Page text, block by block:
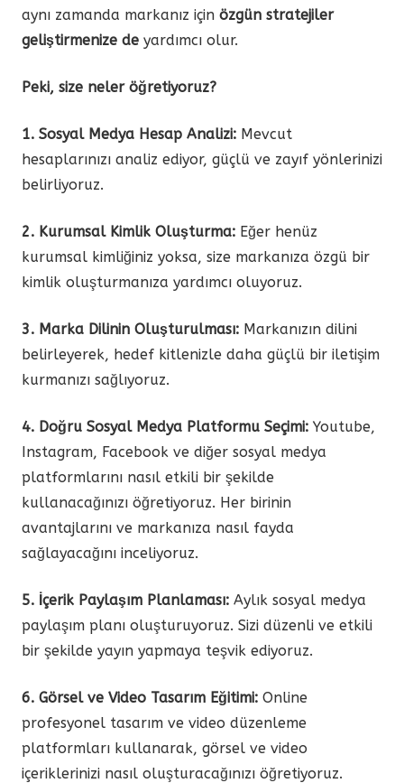
aynı zamanda markanız için özgün stratejiler
geliştirmenize de yardımcı olur.
Peki, size neler öğretiyoruz?
1. Sosyal Medya Hesap Analizi: Mevcut
hesaplarınızı analiz ediyor, güçlü ve zayıf yönlerinizi
belirliyoruz.
2. Kurumsal Kimlik Oluşturma: Eğer henüz
kurumsal kimliğiniz yoksa, size markanıza özgü bir
kimlik oluşturmanıza yardımcı oluyoruz.
3. Marka Dilinin Oluşturulması: Markanızın dilini
belirleyerek, hedef kitlenizle daha güçlü bir iletişim
kurmanızı sağlıyoruz.
4. Doğru Sosyal Medya Platformu Seçimi: Youtube,
Instagram, Facebook ve diğer sosyal medya
platformlarını nasıl etkili bir şekilde
kullanacağınızı öğretiyoruz. Her birinin
avantajlarını ve markanıza nasıl fayda
sağlayacağını inceliyoruz.
5. İçerik Paylaşım Planlaması: Aylık sosyal medya
paylaşım planı oluşturuyoruz. Sizi düzenli ve etkili
bir şekilde yayın yapmaya teşvik ediyoruz.
6. Görsel ve Video Tasarım Eğitimi: Online
profesyonel tasarım ve video düzenleme
platformları kullanarak, görsel ve video
içeriklerinizi nasıl oluşturacağınızı öğretiyoruz.